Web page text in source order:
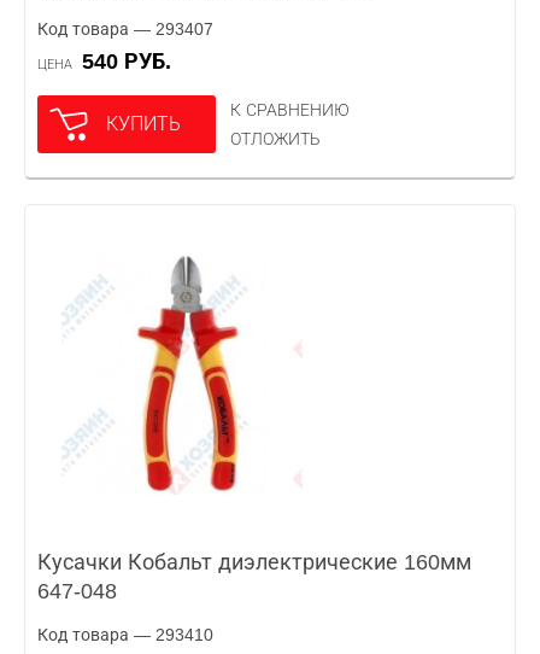
Код товара — 293407
ЦЕНА 540 РУБ.
КУПИТЬ
К СРАВНЕНИЮ
ОТЛОЖИТЬ
Кусачки Кобальт диэлектрические 160мм
647-048
Код товара — 293410